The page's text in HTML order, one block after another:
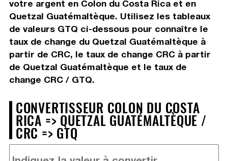
votre argent en Colon du Costa Rica et en
Quetzal Guatémaltèque. Utilisez les tableaux
de valeurs GTQ ci-dessous pour connaître le
taux de change du Quetzal Guatémaltèque à
partir de CRC, le taux de change CRC à partir
de Quetzal Guatémaltèque et le taux de
change CRC / GTQ.
CONVERTISSEUR COLON DU COSTA
RICA => QUETZAL GUATÉMALTÈQUE /
CRC => GTQ